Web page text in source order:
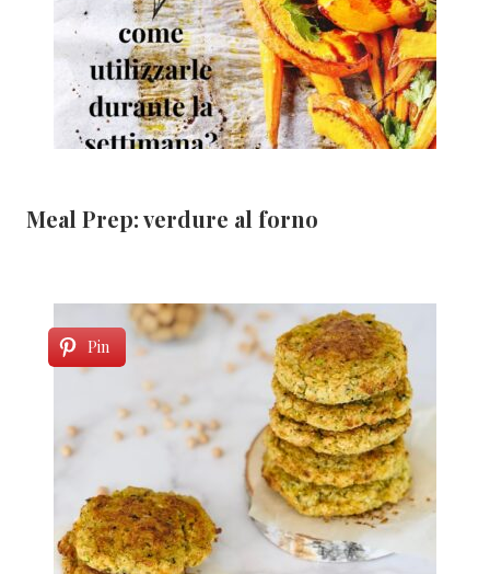
Meal Prep: verdure al forno
Pin